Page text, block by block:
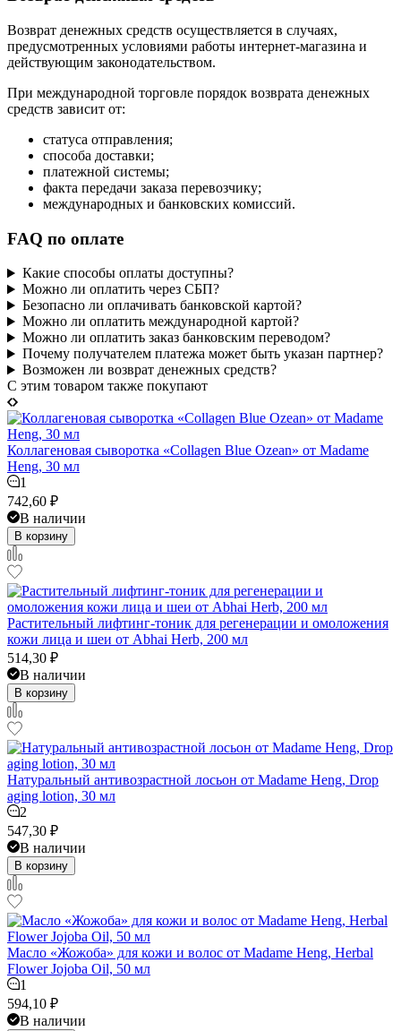
Возврат денежных средств осуществляется в случаях,
предусмотренных условиями работы интернет-магазина и
действующим законодательством.
При международной торговле порядок возврата денежных
средств зависит от:
статуса отправления;
способа доставки;
платежной системы;
факта передачи заказа перевозчику;
международных и банковских комиссий.
FAQ по оплате
Какие способы оплаты доступны?
Можно ли оплатить через СБП?
Безопасно ли оплачивать банковской картой?
Можно ли оплатить международной картой?
Можно ли оплатить заказ банковским переводом?
Почему получателем платежа может быть указан партнер?
Возможен ли возврат денежных средств?
C этим товаром также покупают
Коллагеновая сыворотка «Collagen Blue Ozean» от Madame
Heng, 30 мл
1
742,60 ₽
В наличии
В корзину
Растительный лифтинг-тоник для регенерации и омоложения
кожи лица и шеи от Abhai Herb, 200 мл
514,30 ₽
В наличии
В корзину
Натуральный антивозрастной лосьон от Madame Heng, Drop
aging lotion, 30 мл
2
547,30 ₽
В наличии
В корзину
Масло «Жожоба» для кожи и волос от Madame Heng, Herbal
Flower Jojoba Oil, 50 мл
1
594,10 ₽
В наличии